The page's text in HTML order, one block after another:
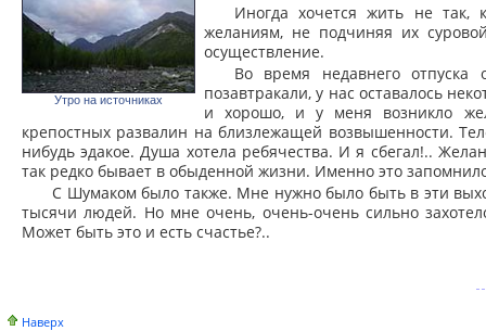
Утро на источниках
Иногда хочется жить не так,
желаниям, не подчиняя их
осуществление.
Во время недавнего
позавтракали, у нас оставалось
и хорошо, и у меня возникло
крепостных развалин на близлежащей возвышенности.
нибудь эдакое. Душа хотела ребячества. И я сбегал!..
так редко бывает в обыденной жизни. Именно это
С Шумаком было также. Мне нужно было быть в эти
тысячи людей. Но мне очень, очень-очень сильно
Может быть это и есть счастье?..
Наверх